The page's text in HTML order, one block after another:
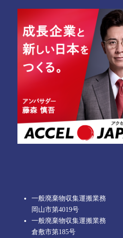
一般廃棄物収集運搬業務
岡山市第4019号
一般廃棄物収集運搬業務
倉敷市第185号